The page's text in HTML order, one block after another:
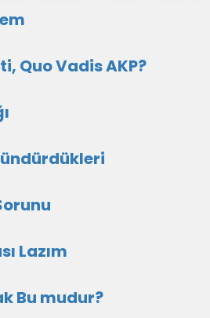
Quo Vadis AKP?
Lazım
Bu mudur?